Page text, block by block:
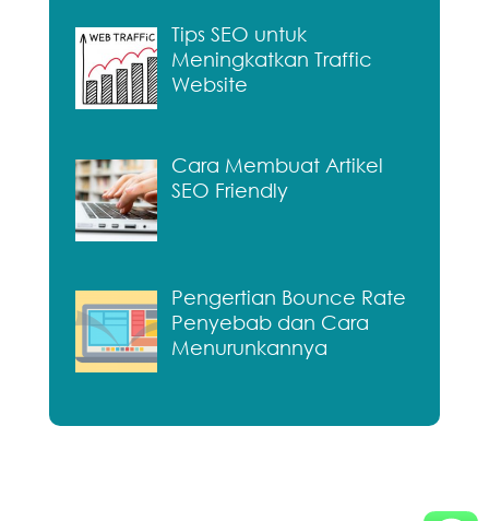
Tips SEO untuk
Meningkatkan Traffic
Website
Cara Membuat Artikel
SEO Friendly
Pengertian Bounce Rate
Penyebab dan Cara
Menurunkannya